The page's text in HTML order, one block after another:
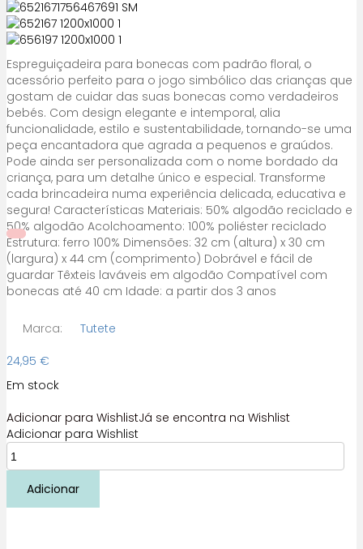
Espreguiçadeira para bonecas com padrão floral, o
acessório perfeito para o jogo simbólico das crianças que
gostam de cuidar das suas bonecas como verdadeiros
bebés. Com design elegante e intemporal, alia
funcionalidade, estilo e sustentabilidade, tornando-se uma
peça encantadora que agrada a pequenos e graúdos.
Pode ainda ser personalizada com o nome bordado da
criança, para um detalhe único e especial. Transforme
cada brincadeira numa experiência delicada, educativa e
segura! Características Materiais: 50% algodão reciclado e
50% algodão Acolchoamento: 100% poliéster reciclado
Estrutura: ferro 100% Dimensões: 32 cm (altura) x 30 cm
(largura) x 44 cm (comprimento) Dobrável e fácil de
guardar Têxteis laváveis em algodão Compatível com
bonecas até 40 cm Idade: a partir dos 3 anos
Marca:
Tutete
24,95 €
Em stock
Adicionar para WishlistJá se encontra na Wishlist
Adicionar para Wishlist
Quantidade
de
Espreguiçadeira
Boneca
Adicionar